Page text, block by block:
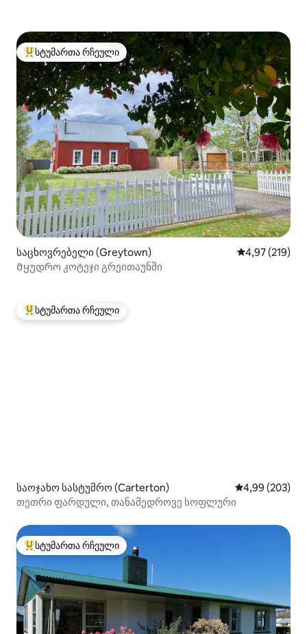
სტუმართა რჩეული მოწინავე ვარიანტი
სტუმართა რჩეული
საცხოვრებელი (Greytown) საშუალო
4,97 (219)
Მყუდრო კოტეჯი გრეითაუნში
სტუმართა რჩეული მოწინავე ვარიანტი
სტუმართა რჩეული
საოჯახო სასტუმრო (Carterton) საშუალო
4,99 (203)
თეთრი ფარდული, თანამედროვე სოფლური
სტუმართა რჩეული მოწინავე ვარიანტი
სტუმართა რჩეული